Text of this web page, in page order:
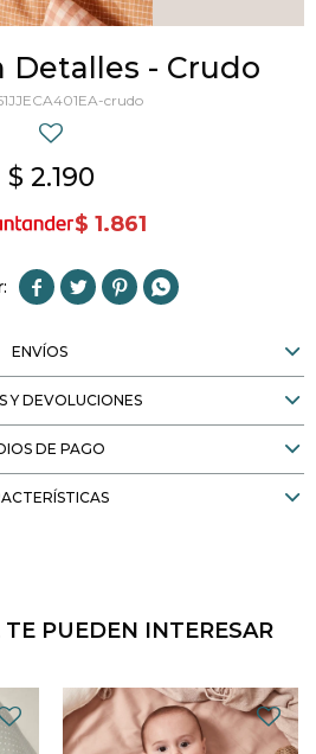
Detalles - Crudo
crudo
$ 2.190
$ 1.861
   
ENVÍOS
Y DEVOLUCIONES
DE PAGO
PUEDEN INTERESAR